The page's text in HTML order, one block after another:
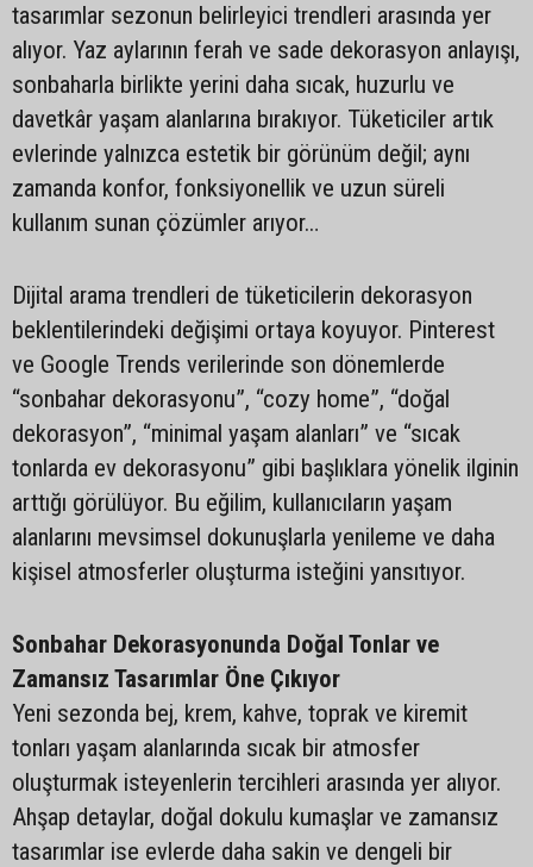
tasarımlar sezonun belirleyici trendleri arasında yer
alıyor. Yaz aylarının ferah ve sade dekorasyon anlayışı,
sonbaharla birlikte yerini daha sıcak, huzurlu ve
davetkâr yaşam alanlarına bırakıyor. Tüketiciler artık
evlerinde yalnızca estetik bir görünüm değil; aynı
zamanda konfor, fonksiyonellik ve uzun süreli
kullanım sunan çözümler arıyor…
Dijital arama trendleri de tüketicilerin dekorasyon
beklentilerindeki değişimi ortaya koyuyor. Pinterest
ve Google Trends verilerinde son dönemlerde
“sonbahar dekorasyonu”, “cozy home”, “doğal
dekorasyon”, “minimal yaşam alanları” ve “sıcak
tonlarda ev dekorasyonu” gibi başlıklara yönelik ilginin
arttığı görülüyor. Bu eğilim, kullanıcıların yaşam
alanlarını mevsimsel dokunuşlarla yenileme ve daha
kişisel atmosferler oluşturma isteğini yansıtıyor.
Sonbahar Dekorasyonunda Doğal Tonlar ve
Zamansız Tasarımlar Öne Çıkıyor
Yeni sezonda bej, krem, kahve, toprak ve kiremit
tonları yaşam alanlarında sıcak bir atmosfer
oluşturmak isteyenlerin tercihleri arasında yer alıyor.
Ahşap detaylar, doğal dokulu kumaşlar ve zamansız
tasarımlar ise evlerde daha sakin ve dengeli bir